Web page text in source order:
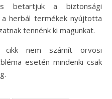
betartjuk a biztonsági
herbál termékek nyújtotta
tennénk ki magunkat.
cikk nem számít orvosi
esetén mindenki csak